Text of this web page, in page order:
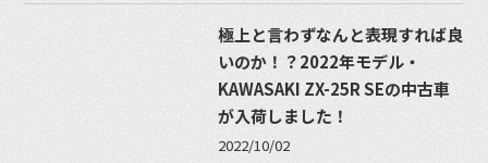
極上と言わずなんと表現すれば良
いのか！？2022年モデル・
KAWASAKI ZX-25R SEの中古車
が入荷しました！
2022/10/02